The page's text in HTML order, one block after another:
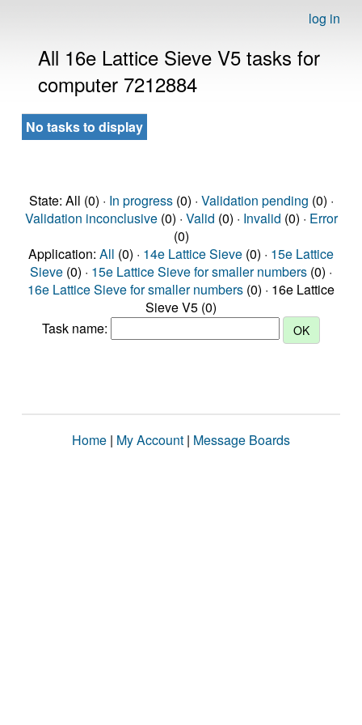
log in
All 16e Lattice Sieve V5 tasks for
computer 7212884
No tasks to display
State: All (0) · In progress(0) · Validation pending (0) ·
Validation inconclusive(0) · Valid (0) · Invalid (0) · Error
(0)
Application: All (0) · 14e Lattice Sieve (0) · 15e Lattice
Sieve (0) · 15e Lattice Sieve for smaller numbers (0) ·
16e Lattice Sieve for smaller numbers (0) · 16e Lattice
Sieve V5 (0)
Task name:
Home | My Account | Message Boards